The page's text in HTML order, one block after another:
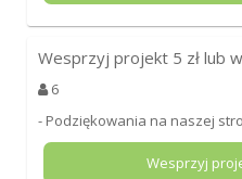
Wesprzyj projekt 5 zł lub
6
- Podziękowania na naszej
Wesprzyj